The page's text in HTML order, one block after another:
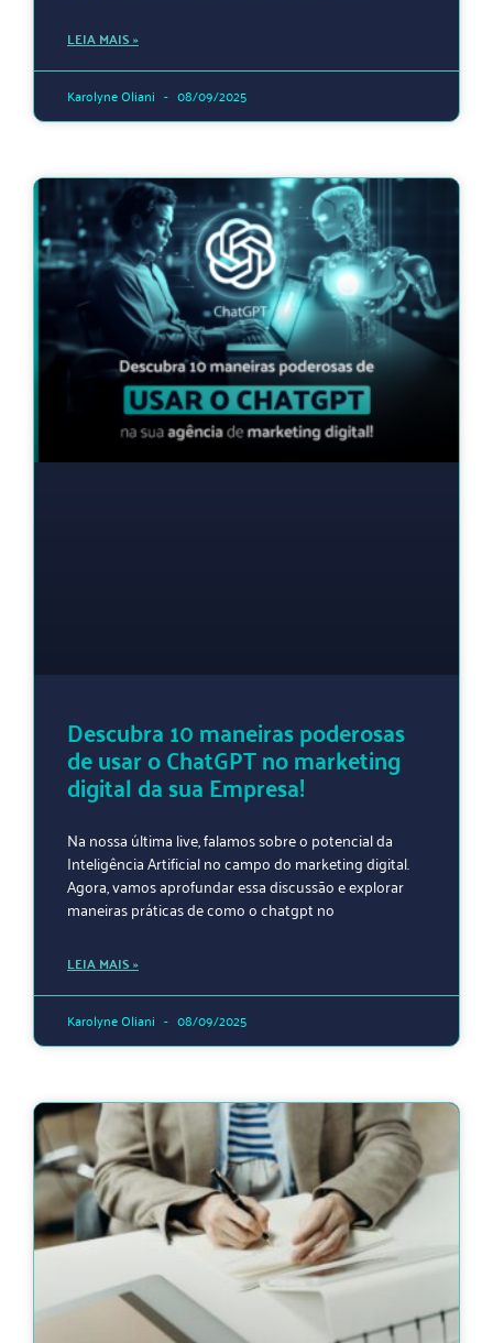
LEIA MAIS »
Karolyne Oliani 08/09/2025
Descubra 10 maneiras poderosas
de usar o ChatGPT no marketing
digital da sua Empresa!
Na nossa última live, falamos sobre o potencial da
Inteligência Artificial no campo do marketing digital.
Agora, vamos aprofundar essa discussão e explorar
maneiras práticas de como o chatgpt no
LEIA MAIS »
Karolyne Oliani 08/09/2025